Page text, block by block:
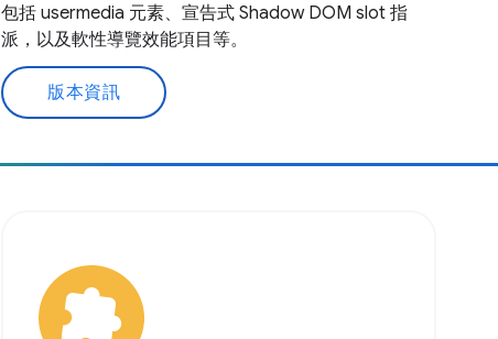
包括 usermedia 元素、宣告式 Shadow DOM slot 指
派，以及軟性導覽效能項目等。
版本資訊